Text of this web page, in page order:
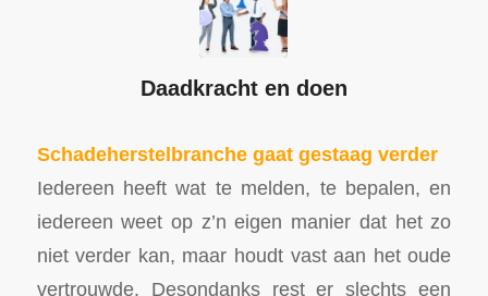
Daadkracht en doen
Schadeherstelbranche gaat gestaag verder
Iedereen heeft wat te melden, te bepalen, en
iedereen weet op z’n eigen manier dat het zo
niet verder kan, maar houdt vast aan het oude
vertrouwde. Desondanks rest er slechts een